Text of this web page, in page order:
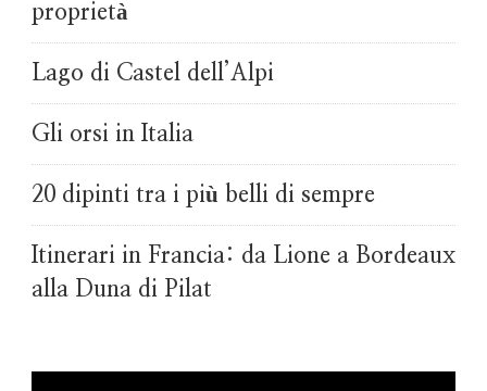
proprietà
Lago di Castel dell’Alpi
Gli orsi in Italia
20 dipinti tra i più belli di sempre
Itinerari in Francia: da Lione a Bordeaux
alla Duna di Pilat